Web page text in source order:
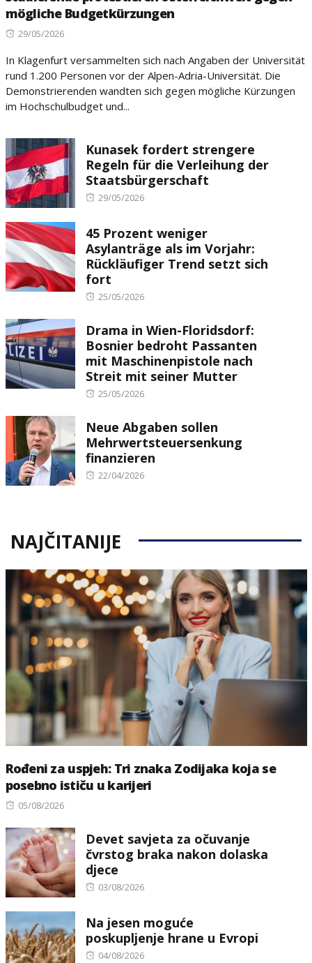
mögliche Budgetkürzungen
Posted
29/05/2026
In Klagenfurt versammelten sich nach Angaben der Universität
rund 1.200 Personen vor der Alpen-Adria-Universität. Die
Demonstrierenden wandten sich gegen mögliche Kürzungen
im Hochschulbudget und...
Kunasek fordert strengere
Regeln für die Verleihung der
Staatsbürgerschaft
Posted
29/05/2026
45 Prozent weniger
Asylanträge als im Vorjahr:
Rückläufiger Trend setzt sich
fort
Posted
25/05/2026
Drama in Wien-Floridsdorf:
Bosnier bedroht Passanten
mit Maschinenpistole nach
Streit mit seiner Mutter
Posted
25/05/2026
Neue Abgaben sollen
Mehrwertsteuersenkung
finanzieren
Posted
22/04/2026
NAJČITANIJE
Rođeni za uspjeh: Tri znaka Zodijaka koja se
posebno ističu u karijeri
Posted
05/08/2026
Devet savjeta za očuvanje
čvrstog braka nakon dolaska
djece
Posted
03/08/2026
Na jesen moguće
poskupljenje hrane u Evropi
Posted
04/08/2026